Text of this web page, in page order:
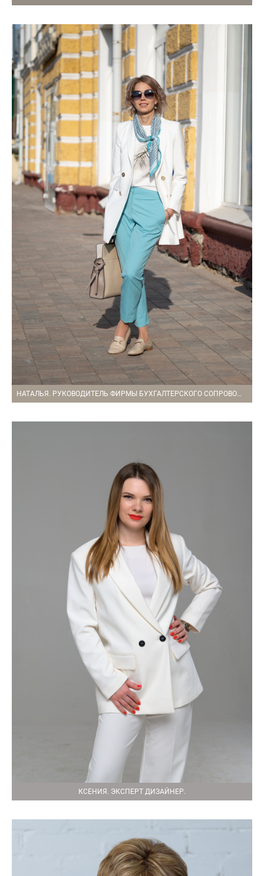
НАТАЛЬЯ. РУКОВОДИТЕЛЬ ФИРМЫ БУХГАЛТЕРСКОГО СОПРОВОЖДЕНИЯ.
КСЕНИЯ. ЭКСПЕРТ ДИЗАЙНЕР.